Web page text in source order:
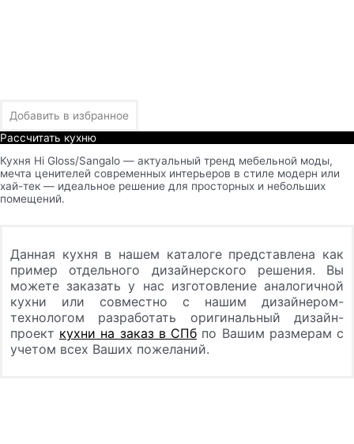
Добавить в избранное
Рассчитать кухню
Кухня Hi Gloss/Sangalo — актуальный тренд мебельной моды,
мечта ценителей современных интерьеров в стиле модерн или
хай-тек — идеальное решение для просторных и небольших
помещений.
Данная кухня в нашем каталоге представлена как
пример отдельного дизайнерского решения. Вы
можете заказать у нас изготовление аналогичной
кухни или совместно с нашим дизайнером-
технологом разработать оригинальный дизайн-
проект кухни на заказ в СПб по Вашим размерам с
учетом всех Ваших пожеланий.